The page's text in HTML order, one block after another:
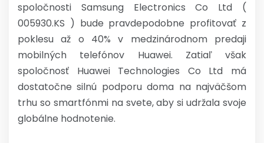
spoločnosti Samsung Electronics Co Ltd (
005930.KS ) bude pravdepodobne profitovať z
poklesu až o 40% v medzinárodnom predaji
mobilných telefónov Huawei. Zatiaľ však
spoločnosť Huawei Technologies Co Ltd má
dostatočne silnú podporu doma na najväčšom
trhu so smartfónmi na svete, aby si udržala svoje
globálne hodnotenie.